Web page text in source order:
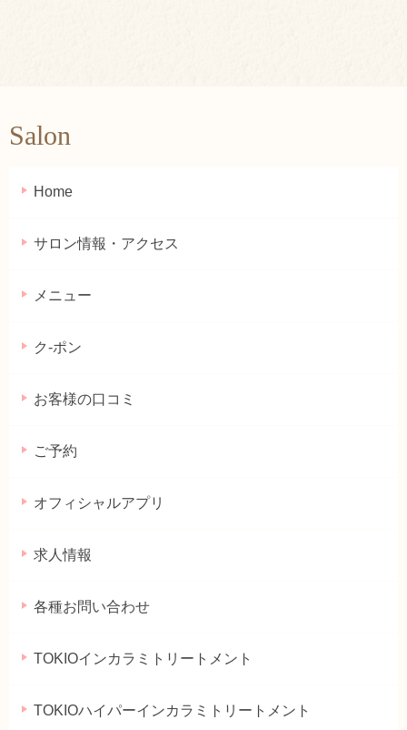
Salon
Home
サロン情報・アクセス
メニュー
ク-ポン
お客様の口コミ
ご予約
オフィシャルアプリ
求人情報
各種お問い合わせ
TOKIOインカラミトリートメント
TOKIOハイパーインカラミトリートメント